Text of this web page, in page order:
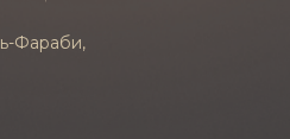
Соблюдение этих
результат и
Фараби,